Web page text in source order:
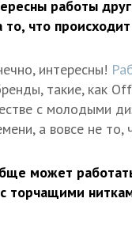
работы
то, что
интересны!
такие, как
с молодыми
а вовсе не то,
может
торчащими